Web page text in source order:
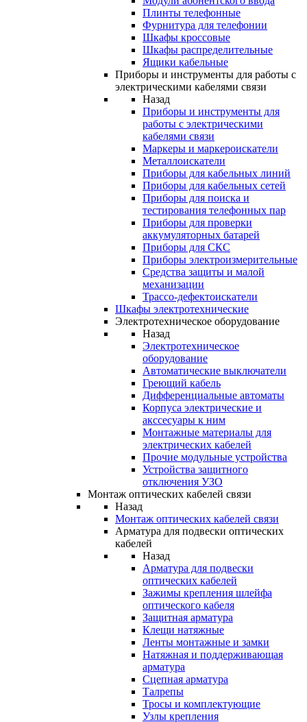
Плинты телефонные
Фурнитура для телефонии
Шкафы кроссовые
Шкафы распределительные
Ящики кабельные
Приборы и инструменты для работы с
электрическими кабелями связи
Назад
Приборы и инструменты для
работы с электрическими
кабелями связи
Маркеры и маркероискатели
Металлоискатели
Приборы для кабельных линий
Приборы для кабельных сетей
Приборы для поиска и
тестирования телефонных пар
Приборы для проверки
аккумуляторных батарей
Приборы для СКС
Приборы электроизмерительные
Средства защиты и малой
механизации
Трассо-дефектоискатели
Шкафы электротехнические
Электротехническое оборудование
Назад
Электротехническое
оборудование
Автоматические выключатели
Греющий кабель
Дифференциальные автоматы
Корпуса электрические и
акссесуары к ним
Монтажные материалы для
электрических кабелей
Прочие модульные устройства
Устройства защитного
отключения УЗО
Монтаж оптических кабелей связи
Назад
Монтаж оптических кабелей связи
Арматура для подвески оптических
кабелей
Назад
Арматура для подвески
оптических кабелей
Зажимы крепления шлейфа
оптического кабеля
Защитная арматура
Клещи натяжные
Ленты монтажные и замки
Натяжная и поддерживающая
арматура
Сцепная арматура
Талрепы
Тросы и комплектующие
Узлы крепления